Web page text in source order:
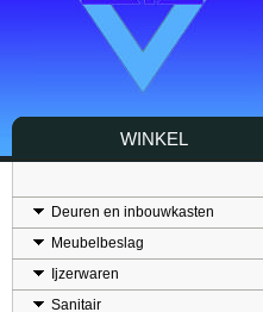
WINKEL
Deuren en inbouwkasten
Meubelbeslag
Ijzerwaren
Sanitair